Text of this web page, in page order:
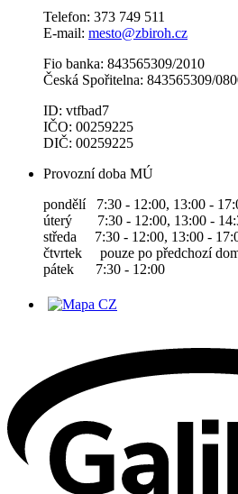
Telefon: 373 749 511
E-mail: mesto@zbiroh.cz
Fio banka: 843565309/2010
Česká Spořitelna: 843565309/
ID: vtfbad7
IČO: 00259225
DIČ: 00259225
Provozní doba MÚ
pondělí 7:30 - 12:00, 13:00 -
úterý 7:30 - 12:00, 13:00 -
středa 7:30 - 12:00, 13:00 -
čtvrtek pouze po předchozí
pátek 7:30 - 12:00